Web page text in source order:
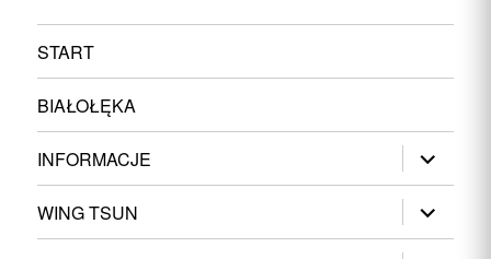
START
BIAŁOŁĘKA
INFORMACJE rozwiń
menu
potomne
WING TSUN
rozwiń
menu
potomne